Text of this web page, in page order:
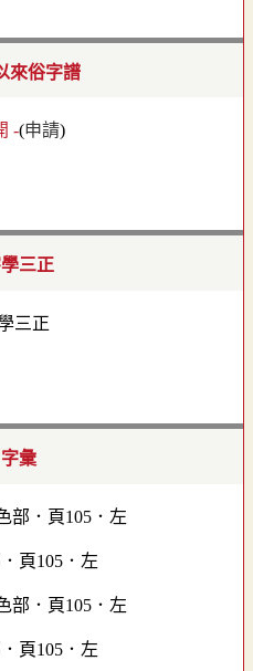
來俗字譜
-(申請)
三正
字彙
頁105．左
頁105．左